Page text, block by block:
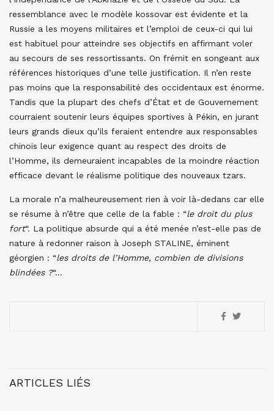
ressemblance avec le modèle kossovar est évidente et la
Russie a les moyens militaires et l’emploi de ceux-ci qui lui
est habituel pour atteindre ses objectifs en affirmant voler
au secours de ses ressortissants. On frémit en songeant aux
références historiques d’une telle justification. Il n’en reste
pas moins que la responsabilité des occidentaux est énorme.
Tandis que la plupart des chefs d’État et de Gouvernement
courraient soutenir leurs équipes sportives à Pékin, en jurant
leurs grands dieux qu’ils feraient entendre aux responsables
chinois leur exigence quant au respect des droits de
l’Homme, ils demeuraient incapables de la moindre réaction
efficace devant le réalisme politique des nouveaux tzars.
La morale n’a malheureusement rien à voir là-dedans car elle
se résume à n’être que celle de la fable : “le droit du plus
fort“. La politique absurde qui a été menée n’est-elle pas de
nature à redonner raison à Joseph STALINE, éminent
géorgien : “les droits de l’Homme, combien de divisions
blindées ?“…
ARTICLES LIÉS